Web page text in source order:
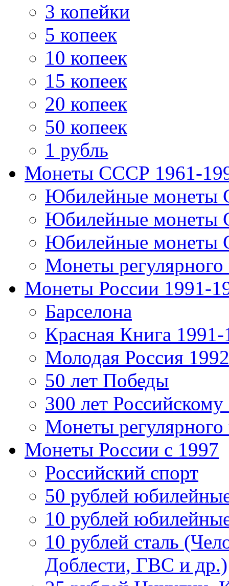
3 копейки
5 копеек
10 копеек
15 копеек
20 копеек
50 копеек
1 рубль
Монеты СССР 1961-
Юбилейные монеты
Юбилейные
Юбилейные
Монеты
Монеты России 1991-
Барселона
Красная Книга 1991-
Молодая Россия
50 лет Победы
300 лет
Монеты
Монеты России c 1997
Российский спорт
50 рублей
10 рублей
10 рублей сталь
Доблести, ГВС и др.)